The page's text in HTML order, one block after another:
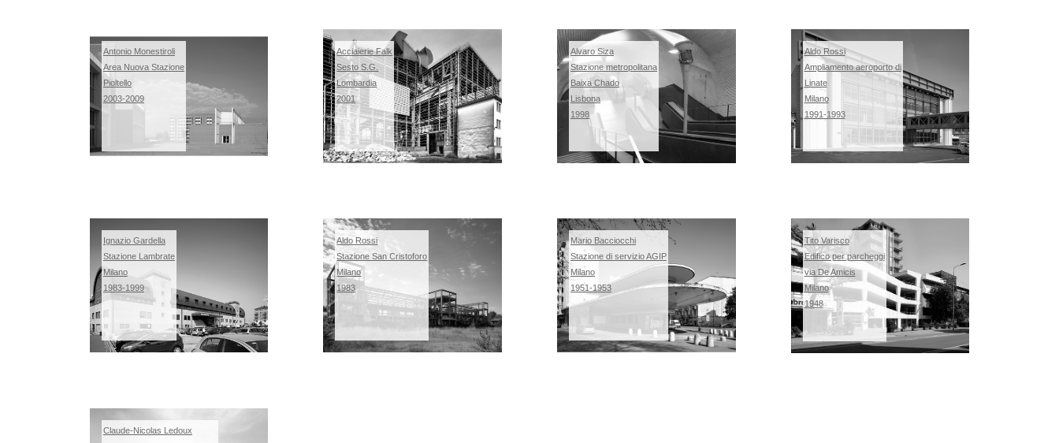
Antonio Monestiroli
Area Nuova Stazione
Pioltello
2003-2009
Acciaierie Falk
Sesto S.G.
Lombardia
2001
Alvaro Siza
Stazione metropolitana
Baixa Chado
Lisbona
1998
Aldo Rossi
Ampliamento aeroporto di
Linate
Milano
1991-1993
Ignazio Gardella
Stazione Lambrate
Milano
1983-1999
Aldo Rossi
Stazione San Cristoforo
Milano
1983
Mario Bacciocchi
Stazione di servizio AGIP
Milano
1951-1953
Tito Varisco
Edifico per parcheggi
via De Amicis
Milano
1948
Claude-Nicolas Ledoux